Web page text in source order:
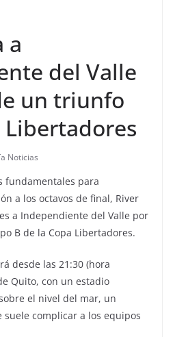
a
del Valle
un triunfo
Libertadores
Noticias
fundamentales para
a los octavos de final, River
a Independiente del Valle por
B de la Copa Libertadores.
desde las 21:30 (hora
Quito, con un estadio
el nivel del mar, un
complicar a los equipos